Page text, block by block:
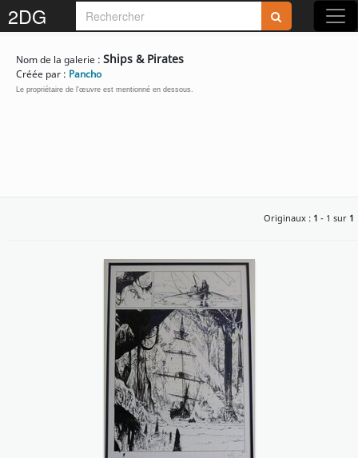
2DG
Nom de la galerie : Ships & Pirates
Créée par : Pancho
Le propriétaire de l'œuvre est mentionné en dessous.
Originaux : 1 - 1 sur 1